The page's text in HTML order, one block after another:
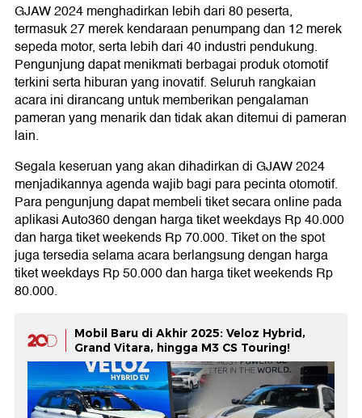
GJAW 2024 menghadirkan lebih dari 80 peserta,
termasuk 27 merek kendaraan penumpang dan 12 merek
sepeda motor, serta lebih dari 40 industri pendukung.
Pengunjung dapat menikmati berbagai produk otomotif
terkini serta hiburan yang inovatif. Seluruh rangkaian
acara ini dirancang untuk memberikan pengalaman
pameran yang menarik dan tidak akan ditemui di pameran
lain.
Segala keseruan yang akan dihadirkan di GJAW 2024
menjadikannya agenda wajib bagi para pecinta otomotif.
Para pengunjung dapat membeli tiket secara online pada
aplikasi Auto360 dengan harga tiket weekdays Rp 40.000
dan harga tiket weekends Rp 70.000. Tiket on the spot
juga tersedia selama acara berlangsung dengan harga
tiket weekdays Rp 50.000 dan harga tiket weekends Rp
80.000.
Mobil Baru di Akhir 2025: Veloz Hybrid,
Grand Vitara, hingga M3 CS Touring!